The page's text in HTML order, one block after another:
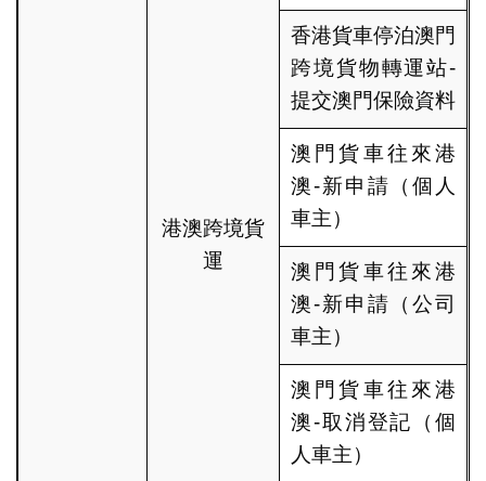
港澳跨境貨
運
香港貨車停泊澳門
跨境貨物轉運站-
提交澳門保險資料
澳門貨車往來港
澳-新申請（個人
車主）
澳門貨車往來港
澳-新申請（公司
車主）
澳門貨車往來港
澳-取消登記（個
人車主）